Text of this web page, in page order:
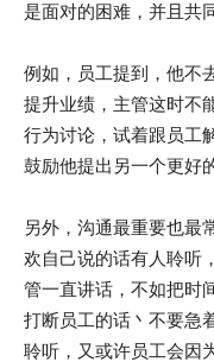
是面对的困难，并且共
例如，员工提到，他不
提升业绩，主管这时不
行为讨论，试着跟员工
鼓励他提出另一个更好
另外，沟通最重要也最
欢自己说的话有人聆听
管一直讲话，不如把时
打断员工的话丶不要急
聆听，又或许员工会因